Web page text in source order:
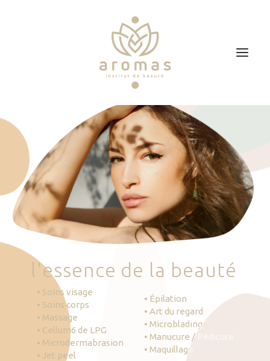
Soins
Je veux faire un bon cadeau
Plan d’accès
Prendre RDV
'essence de la beauté
• Soins visage
• Soins corps
• Massage
• Cellum6 de LPG
• Microdermabrasion
• Jet peel
• Épilation
• Art du regard
• Microblading
• Manucure / Pédicure
• Maquillage